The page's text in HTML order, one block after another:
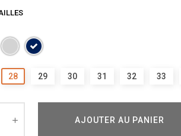
28 29 30 31 32 33
AJOUTER AU PANIER